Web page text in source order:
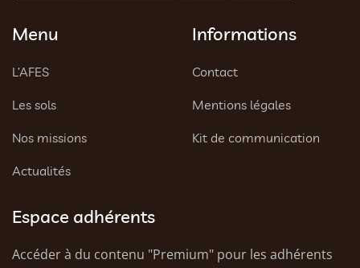
Menu
L’AFES
Les sols
Nos missions
Actualités
Informations
Contact
Mentions légales
Kit de communication
Espace adhérents
Accéder à du contenu "Premium" pour les adhérents